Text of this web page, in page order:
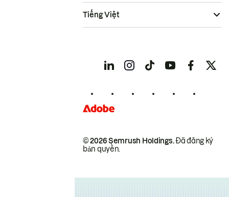
© 2026 Semrush Holdings.Đã đăng ký
bản quyền.
Tiếng Việt